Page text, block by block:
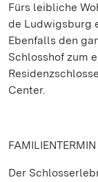
Fürs leibliche
de Ludwigsburg
Ebenfalls den
Schlosshof zum
Center.
Der